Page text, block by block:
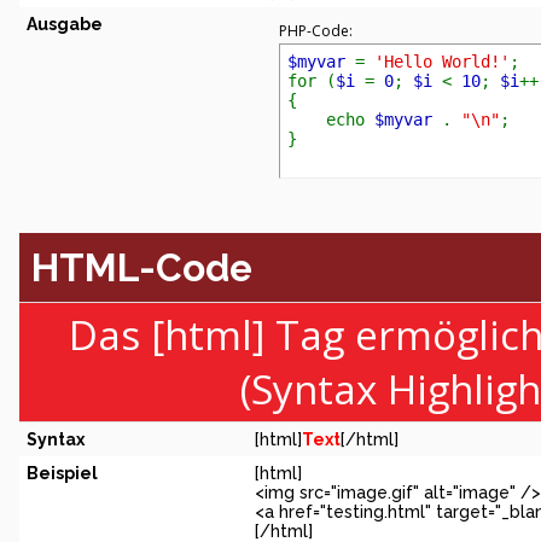
Ausgabe
PHP-Code:
$myvar = 'Hello World!' ;
for ($i = 0; $i < 10; $i
{
echo $myvar . "\n" ;
}
HTML-Code
Das [html] Tag
(Syntax
Syntax [html]Text[/html]
Beispiel
[html]
<img src="image.gif" alt="image" />
<a href="testing.html"
[/html]